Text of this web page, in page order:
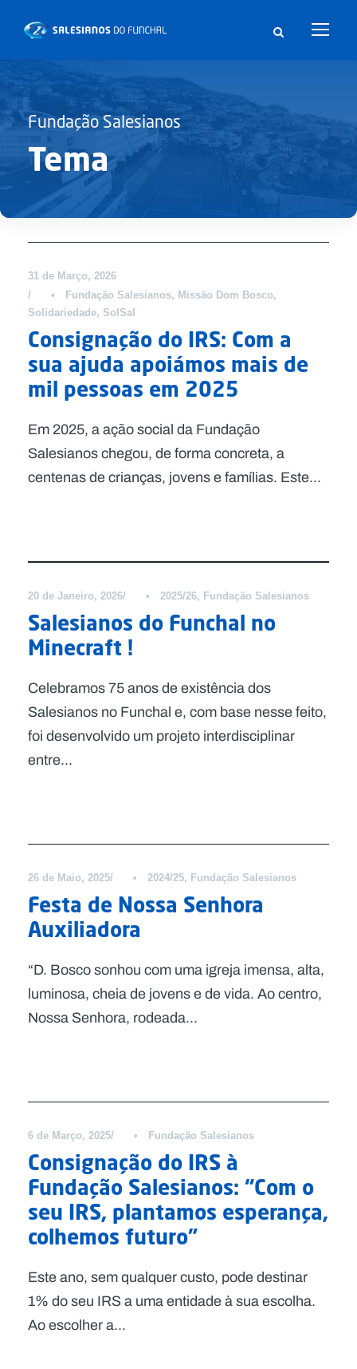
Fundação Salesianos
Tema
Artigos
31 de Março, 2026
•
Fundação Salesianos, Missão Dom Bosco,
Solidariedade, SolSal
Consignação do IRS: Com a
sua ajuda apoiámos mais de
mil pessoas em 2025
Em 2025, a ação social da Fundação
Salesianos chegou, de forma concreta, a
centenas de crianças, jovens e famílias. Este...
20 de Janeiro, 2026 • 2025/26, Fundação Salesianos
Salesianos do Funchal no
Minecraft !
Celebramos 75 anos de existência dos
Salesianos no Funchal e, com base nesse feito,
foi desenvolvido um projeto interdisciplinar
entre...
26 de Maio, 2025 • 2024/25, Fundação Salesianos
Festa de Nossa Senhora
Auxiliadora
“D. Bosco sonhou com uma igreja imensa, alta,
luminosa, cheia de jovens e de vida. Ao centro,
Nossa Senhora, rodeada...
6 de Março, 2025 • Fundação Salesianos
Consignação do IRS à
Fundação Salesianos: “Com o
seu IRS, plantamos esperança,
colhemos futuro”
Este ano, sem qualquer custo, pode destinar
1% do seu IRS a uma entidade à sua escolha.
Ao escolher a...